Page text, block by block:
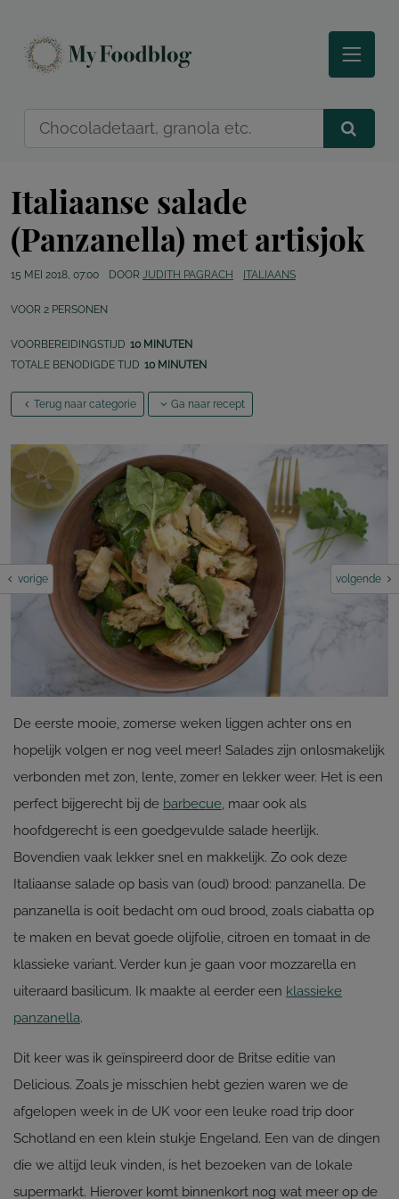
Italiaanse salade
(Panzanella) met artisjok
15 MEI 2018, 07:00 DOOR JUDITH PAGRACH ITALIAANS
VOOR 2 PERSONEN
VOORBEREIDINGSTIJD 10 MINUTEN
TOTALE BENODIGDE TIJD 10 MINUTEN
Terug naar categorie Ga naar recept
vorige volgende
De eerste mooie, zomerse weken liggen achter ons en
hopelijk volgen er nog veel meer! Salades zijn onlosmakelijk
verbonden met zon, lente, zomer en lekker weer. Het is een
perfect bijgerecht bij de barbecue, maar ook als
hoofdgerecht is een goedgevulde salade heerlijk.
Bovendien vaak lekker snel en makkelijk. Zo ook deze
Italiaanse salade op basis van (oud) brood: panzanella. De
panzanella is ooit bedacht om oud brood, zoals ciabatta op
te maken en bevat goede olijfolie, citroen en tomaat in de
klassieke variant. Verder kun je gaan voor mozzarella en
uiteraard basilicum. Ik maakte al eerder een klassieke
panzanella.
Dit keer was ik geïnspireerd door de Britse editie van
Delicious. Zoals je misschien hebt gezien waren we de
afgelopen week in de UK voor een leuke road trip door
Schotland en een klein stukje Engeland. Een van de dingen
die we altijd leuk vinden, is het bezoeken van de lokale
supermarkt. Hierover komt binnenkort nog wat meer op de